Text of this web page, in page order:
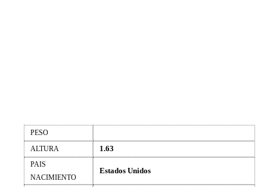
PESO
ALTURA
1.63
PAIS
NACIMIENTO
Estados Unidos